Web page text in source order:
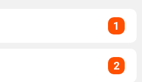
1
2